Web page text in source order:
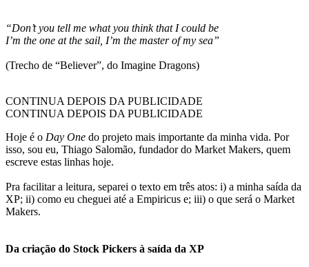
“Don’t you tell me what you think that I could be
I’m the one at the sail, I’m the master of my sea”
(Trecho de “Believer”, do Imagine Dragons)
CONTINUA DEPOIS DA PUBLICIDADE
CONTINUA DEPOIS DA PUBLICIDADE
Hoje é o Day One do projeto mais importante da minha vida. Por
isso, sou eu, Thiago Salomão, fundador do Market Makers, quem
escreve estas linhas hoje.
Pra facilitar a leitura, separei o texto em três atos: i) a minha saída da
XP; ii) como eu cheguei até a Empiricus e; iii) o que será o Market
Makers.
Da criação do Stock Pickers à saída da XP